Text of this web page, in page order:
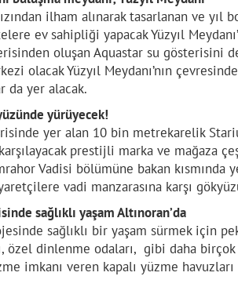
ilham alınarak tasarlanan ve
ev sahipliği yapacak Yüzyıl
oluşan Aquastar su gösterisini
olacak Yüzyıl Meydanı’nın
da yer alacak.
yürüyecek!
yer alan 10 bin metrekarelik
prestijli marka ve mağaza
Vadisi bölümüne bakan
vadi manzarasına karşı
sağlıklı yaşam Altınoran’da
sağlıklı bir yaşam sürmek için
özel dinlenme odaları, gibi daha birçok
imkanı veren kapalı yüzme